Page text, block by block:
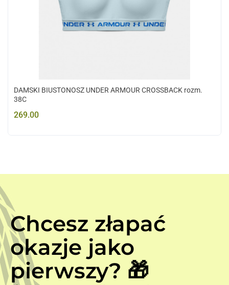
DAMSKI BIUSTONOSZ UNDER ARMOUR CROSSBACK rozm.
38C
269.00
Chcesz złapać
okazje jako
pierwszy? 🎁